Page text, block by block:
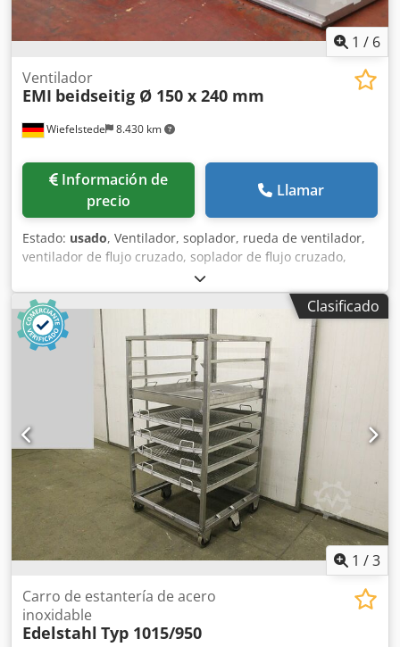
1 / 6
Wiefelstede 8.430 km
Ventilador
EMI beidseitig Ø 150 x 240 mm
Información de
precio
Llamar
Estado: usado, Ventilador, soplador, rueda de ventilador,
ventilador de flujo cruzado, soplador de flujo cruzado,
ventilador de flujo cruzado, ventilador de rodillo
Chjdpfjunn H Ejx Aidoa -Ventilador Ventilador tangencial -
Motor: EMI 105B-50110/3 -Tensión: 230 V / 110/300 W /
1100 rpm -Rueda del ventilador: Ø 150 x 240 mm en
ambos lados -Dimensión: 1040/220/H200 mm -Peso: 10 kg
Clasificado
1 /3
Carro de estantería de acero
inoxidable
Edelstahl Typ 1015/950